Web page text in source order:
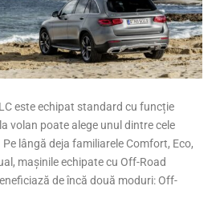
este echipat standard cu funcție
volan poate alege unul dintre cele
lângă deja familiarele Comfort, Eco,
mașinile echipate cu Off-Road
de încă două moduri: Off-